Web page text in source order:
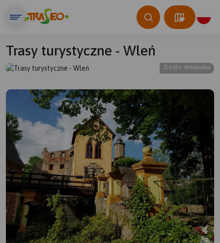
Trasy turystyczne - Wleń
Źródło: Wikipedia
© Traseo Map © OpenMapTiles © OpenStreetMap contributors